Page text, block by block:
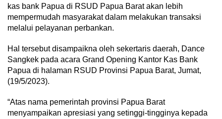
kas bank Papua di RSUD Papua Barat akan lebih
mempermudah masyarakat dalam melakukan transaksi
melalui pelayanan perbankan.
Hal tersebut disampaikna oleh sekertaris daerah, Dance
Sangkek pada acara Grand Opening Kantor Kas Bank
Papua di halaman RSUD Provinsi Papua Barat, Jumat,
(19/5/2023).
“Atas nama pemerintah provinsi Papua Barat
menyampaikan apresiasi yang setinggi-tingginya kepada